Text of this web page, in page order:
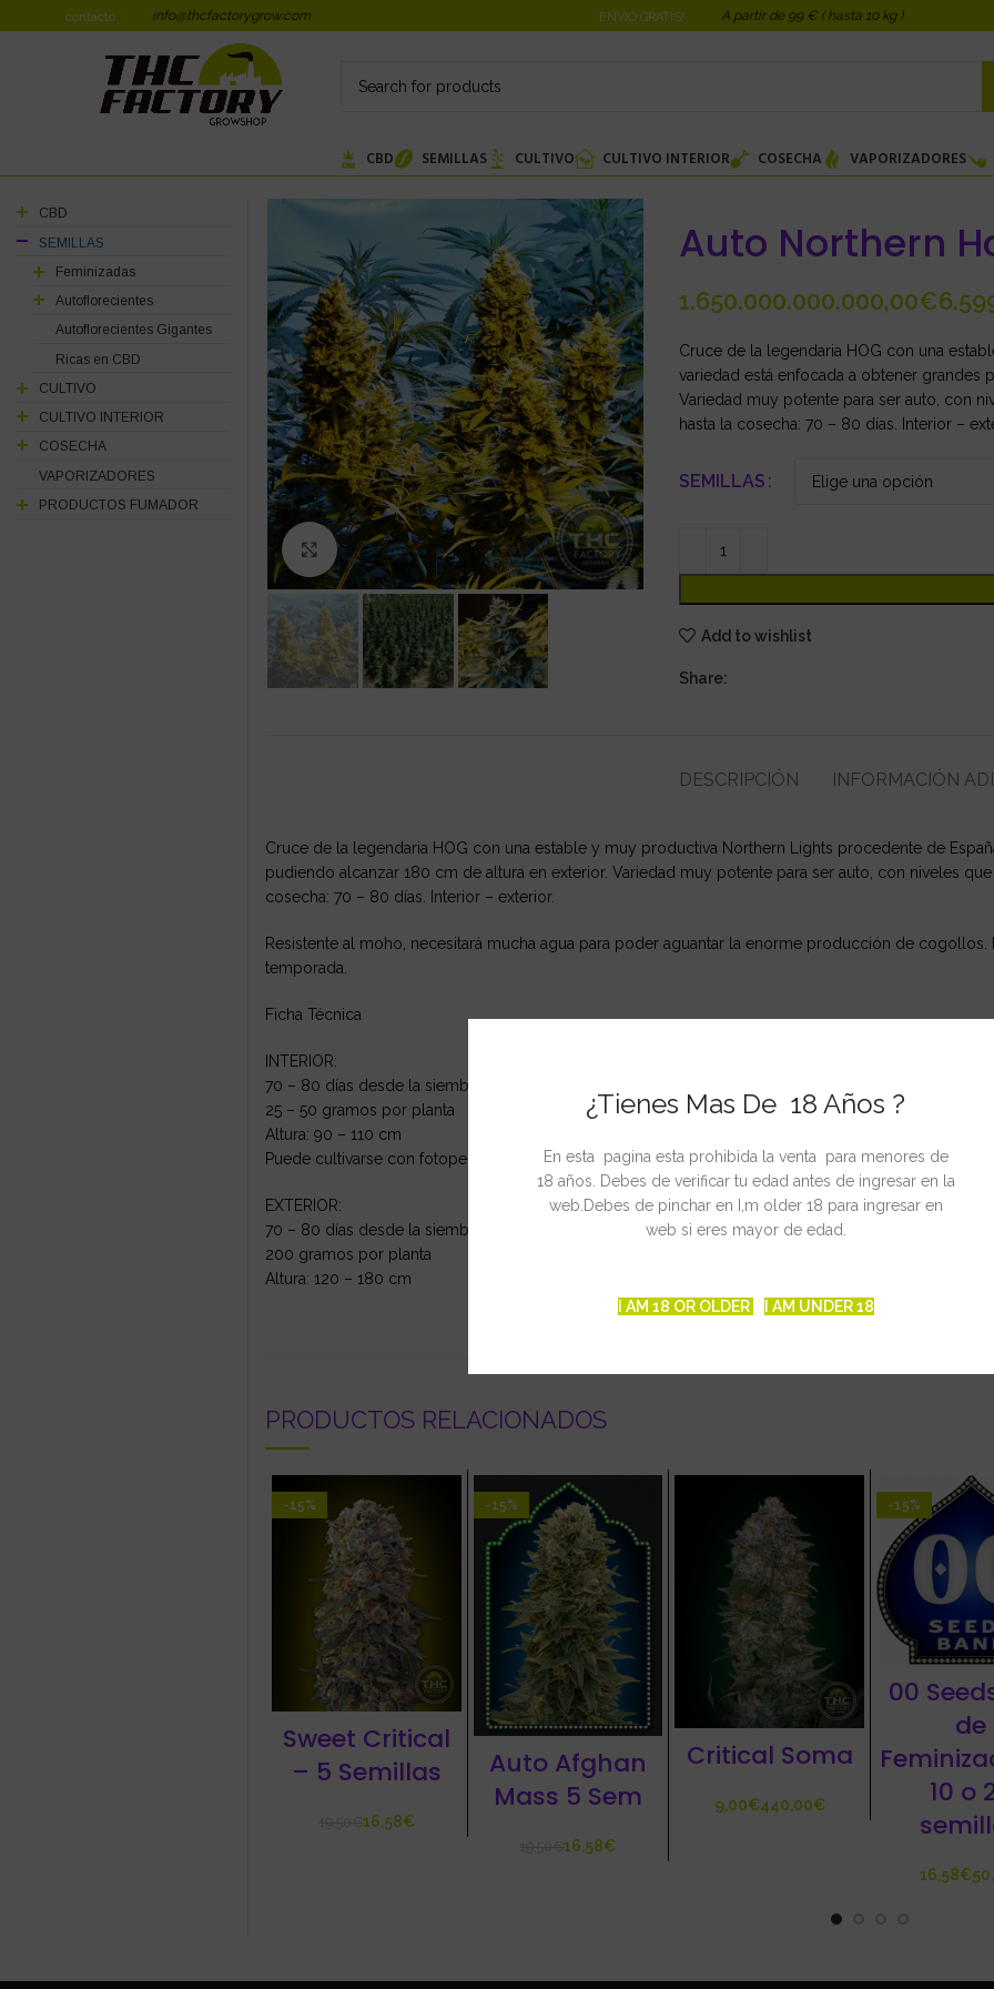
¿Tienes Mas De 18 Años ?
En esta pagina esta prohibida la venta para menores de
18 años. Debes de verificar tu edad antes de ingresar en la
web.Debes de pinchar en I,m older 18 para ingresar en
web si eres mayor de edad.
I AM 18 OR OLDER I AM UNDER 18
contacto info@thcfactorygrow.com ENVIO GRATIS! A partir de 99 € ( hasta 10 kg )
CBD SEMILLAS CULTIVO CULTIVO INTERIOR COSECHA VAPORIZADORES
Click to enlarge
Auto Northern
€
Cruce de la legendaria HOG con una
variedad está enfocada a obtener grandes
Variedad muy potente para ser auto, con
hasta la cosecha: 70 – 80 días. Interior –
SEMILLAS
Add to wishlist
Share:
DESCRIPCIÓN INFORMACIÓN
Cruce de la legendaria HOG con una estable y muy productiva Northern Lights procedente de
pudiendo alcanzar 180 cm de altura en exterior. Variedad muy potente para ser auto, con niveles
cosecha: 70 – 80 días. Interior – exterior.
Resistente al moho, necesitará mucha agua para poder aguantar la enorme producción de
temporada.
Ficha Técnica
INTERIOR:
70 – 80 días desde la siembra
25 – 50 gramos por planta
Altura: 90 – 110 cm
Puede cultivarse con fotoperiodos de 18/6 ó 20/4
EXTERIOR:
70 – 80 días desde la siembra
200 gramos por planta
Altura: 120 – 180 cm
PRODUCTOS RELACIONADOS
-15%
Sweet Critical
– 5 Semillas
16,58€
-15%
Auto Afghan
Mass 5 Sem
€16,58€
Critical Soma
€ €
-15%
00
de
10 o
€
CBD
SEMILLAS
Feminizadas
Autoflorecientes
Autoflorecientes Gigantes
Ricas en CBD
CULTIVO
CULTIVO INTERIOR
COSECHA
VAPORIZADORES
PRODUCTOS FUMADOR